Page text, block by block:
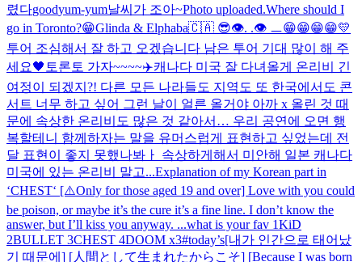
렸다goodyum-yum날씨가 조아~Photo uploaded.Where should I
go in Toronto?😁Glinda & Elphaba🇨🇦 😎👁️. .👁️ ㅡ😁😁😁😁💛
투어 조심해서 잘 하고 오겠습니다 남은 투어 기대 많이 해 주
세요🖤 토론토 가자~~~~✈️캐나다 미국 잘 다녀올게 온리비 긴
여정이 되겠지?! 다른 모든 나라들도 지역도 또 한국에서도 콘
서트 너무 하고 싶어 그런 날이 얼른 올거야 아까 x 올린 것 때
문에 속상한 온리비도 많은 것 같아서… 우리 공연에 오면 행
복할테니 함께하자는 말을 유머스럽게 표현하고 싶었는데 전
달 표현이 좋지 못했나봐ㅏ 속상하게해서 미안해 일본 캐나다
미국에 있는 온리비 말고...Explanation of my Korean part in
‘CHEST‘ [⚠️Only for those aged 19 and over] Love with you could
be poison, or maybe it’s the cure it’s a fine line. I don’t know the
answer, but I’ll kiss you anyway. ...what is your fav 1KiD
2BULLET 3CHEST 4DOOM x3#today’s[내가 인간으로 태어났
기 때문에] [人間として生まれたからこそ] [Because I was born